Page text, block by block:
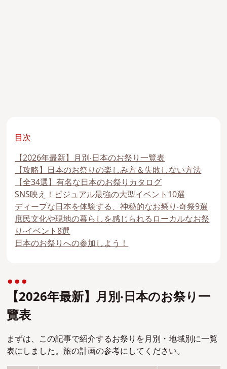
目次
【2026年最新】⽉別‧⽇本のお祭り⼀覽表
【攻略】⽇本のお祭りの楽しみ⽅＆失敗しない⽅法
【全34選】有名な⽇本のお祭りカタログ
SNS映え！ビジュアル最強の⼤型イベント10選
ディープな⽇本を体験する、神秘的なお祭り‧奇祭9選
庶⺠⽂化や現地の暮らしを感じられるローカルなお祭
り‧イベント8選
⽇本のお祭りへの参加しよう！
【2026年最新】⽉別‧⽇本のお祭り⼀
覽表
まずは、この記事で紹介するお祭りを月別・地域別に一覧
表にしました。旅の計画の参考にしてください。